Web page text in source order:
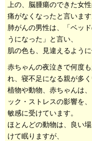
上の、脳腫瘍のできた女
痛がなくなったと言います
肺がんの男性は、「ベッ
うになった」と言い、
肌の色も、見違えるよう
赤ちゃんの夜泣きで何度も
れ、寝不足になる親が多く
植物や動物、赤ちゃんは
ック・ストレスの影響を、
敏感に受けています。
ほとんどの動物は、良い
けて眠りますが、